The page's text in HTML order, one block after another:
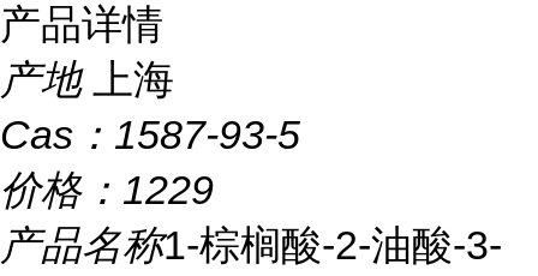
产品详情
产地
上海
Cas： 1587-93-5
价格： 1229
产品名称1-棕榈酸-2-油酸-3-